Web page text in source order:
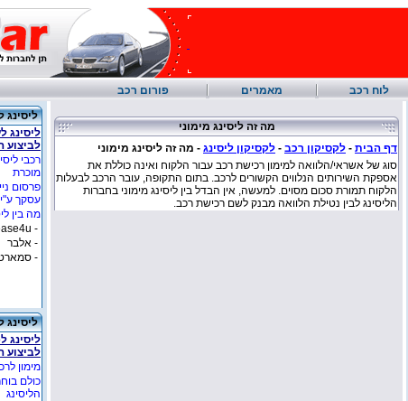
לוח רכב מאמרים
פורום רכב
מה זה ליסינג מימוני
דף הבית - לקסיקון רכב - לקסיקון ליסינג - מה זה ליסינג מימוני
סוג של אשראי/הלוואה למימון רכישת רכב עבור הלקוח ואינה כוללת את
אספקת השירותים הנלווים הקשורים לרכב. בתום התקופה, עובר הרכב לבעלות
הלקוח תמורת סכום מסוים. למעשה, אין הבדל בין ליסינג מימוני בחברות
הליסינג לבין נטילת הלוואה מבנק לשם רכישת רכב.
ליסינג
ליסינג
לביצוע
רכבי
מוכרת
פרסום
עסקך ע"י
מה בין
- lease4u
- אלבר
-
ליסינג
ליסינג
לביצוע
מימון
כולם
הליסינג